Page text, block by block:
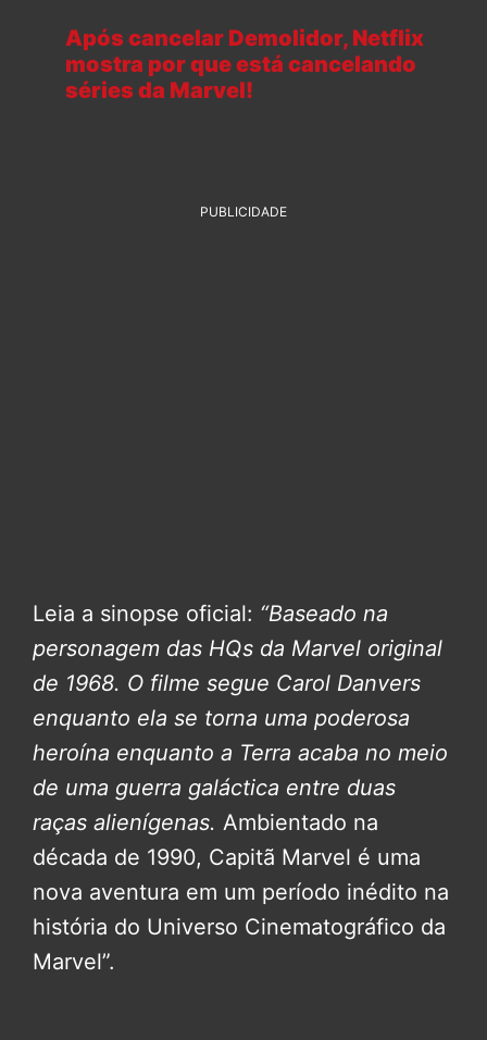
Após cancelar Demolidor, Netflix
mostra por que está cancelando
séries da Marvel!
PUBLICIDADE
Leia a sinopse oficial: “Baseado na
personagem das HQs da Marvel original
de 1968. O filme segue Carol Danvers
enquanto ela se torna uma poderosa
heroína enquanto a Terra acaba no meio
de uma guerra galáctica entre duas
raças alienígenas. Ambientado na
década de 1990, Capitã Marvel é uma
nova aventura em um período inédito na
história do Universo Cinematográfico da
Marvel”.